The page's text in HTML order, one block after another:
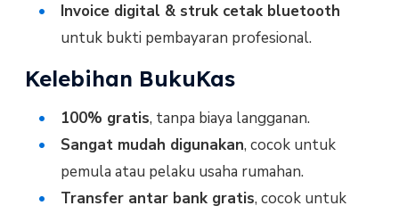
Invoice digital & struk cetak bluetooth
untuk bukti pembayaran profesional.
Kelebihan BukuKas
100% gratis, tanpa biaya langganan.
Sangat mudah digunakan, cocok untuk
pemula atau pelaku usaha rumahan.
Transfer antar bank gratis, cocok untuk